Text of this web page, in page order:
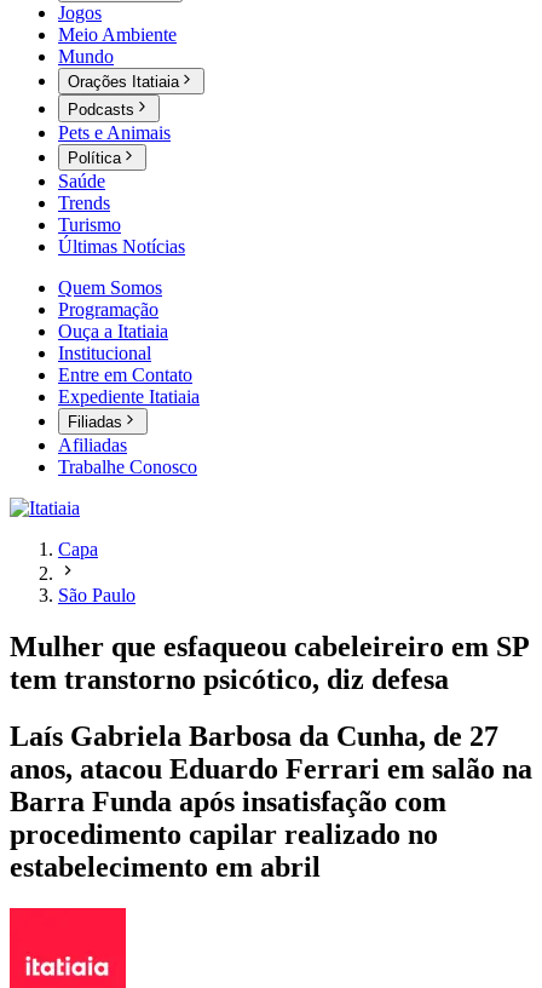
Jogos
Meio Ambiente
Mundo
Orações Itatiaia
Podcasts
Pets e Animais
Política
Saúde
Trends
Turismo
Últimas Notícias
Quem Somos
Programação
Ouça a Itatiaia
Institucional
Entre em Contato
Expediente Itatiaia
Filiadas
Afiliadas
Trabalhe Conosco
Capa
São Paulo
Mulher que esfaqueou cabeleireiro em SP
tem transtorno psicótico, diz defesa
Laís Gabriela Barbosa da Cunha, de 27
anos, atacou Eduardo Ferrari em salão na
Barra Funda após insatisfação com
procedimento capilar realizado no
estabelecimento em abril